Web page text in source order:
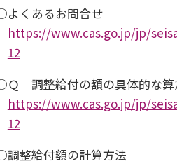
よくあるお問合せ
https://www.cas.go.jp/jp/
12
Ｑ 調整給付の額の具体的な算
https://www.cas.go.jp/jp/
12
調整給付額の計算方法